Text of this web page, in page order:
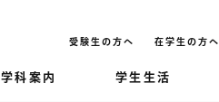
受験生の方へ 在学生の方へ
学科案内 学生生活